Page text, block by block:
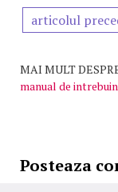
articolul
MAI MULT
manual de
Posteaza